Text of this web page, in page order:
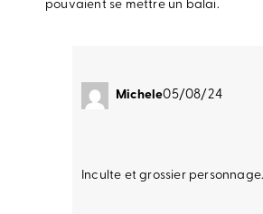
pouvaient se mettre un balai.
Michele05/08/24
Inculte et grossier